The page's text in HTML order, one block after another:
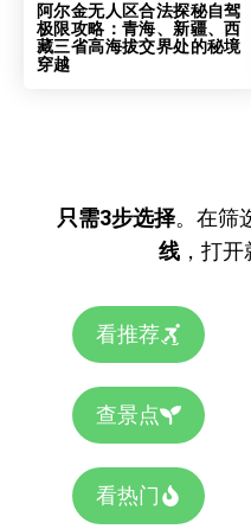
阿尔金无人区合法探秘自驾
极限攻略：青海、新疆、西
藏三省高海拔交界处的秘境
穿越
只需3步选择。在筛
线 ，打
看推荐
查景点
看热门